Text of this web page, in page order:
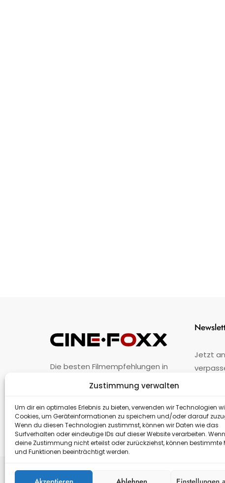
Zustimmung verwalten
Um dir ein optimales Erlebnis zu bieten, verwenden wir Technologien
Cookies, um Geräteinformationen zu speichern und/oder darauf
Wenn du diesen Technologien zustimmst, können wir Daten wie das
Surfverhalten oder eindeutige IDs auf dieser Website verarbeiten.
deine Zustimmung nicht erteilst oder zurückziehst, können bestimmte
und Funktionen beeinträchtigt werden.
Die besten Filmempfehlungen in
Unternehmen · Impressum · Kontakt
Jetzt
nicht